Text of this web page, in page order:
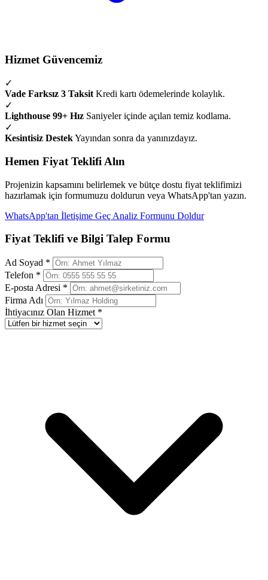
Hizmet Güvencemiz
✓
Vade Farksız 3 Taksit Kredi kartı ödemelerinde kolaylık.
✓
Lighthouse 99+ Hız Saniyeler içinde açılan temiz kodlama.
✓
Kesintisiz DestekYayından sonra da yanınızdayız.
Hemen Fiyat Teklifi Alın
Projenizin kapsamını belirlemek ve bütçe dostu fiyat teklifimizi
hazırlamak için formumuzu doldurun veya WhatsApp'tan yazın.
WhatsApp'tan İletişime Geç Analiz Formunu Doldur
Fiyat Teklifi ve Bilgi Talep Formu
Ad Soyad *
Telefon *
E-posta Adresi *
Firma Adı
İhtiyacınız Olan Hizmet *